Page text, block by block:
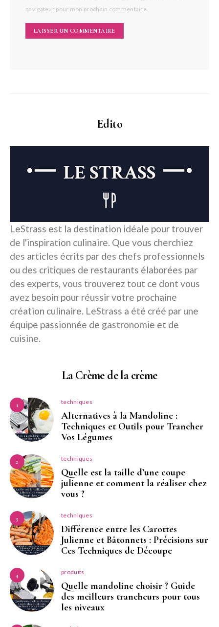
navigateur pour mon prochain commentaire.
Edito
LeStrass est la destination idéale pour trouver
de l'inspiration culinaire. Que vous cherchiez
des articles écrits par des chefs professionnels
ou des critiques de restaurants élaborées par
des experts, vous trouverez tout ce dont vous
avez besoin pour réussir votre prochaine
création culinaire. LeStrass a été créé par une
équipe passionnée de gastronomie et de
cuisine.
La Crème de la crème
1 techniques
Alternatives à la Mandoline :
Techniques et Outils pour Trancher
Vos Légumes
2 techniques
Quelle est la taille d’une coupe
julienne et comment la réaliser chez
vous ?
3 techniques
Différence entre les Carottes
Julienne et Bâtonnets : Précisions sur
Ces Techniques de Découpe
4 produits
Quelle mandoline choisir ? Guide
des meilleurs trancheurs pour tous
les niveaux